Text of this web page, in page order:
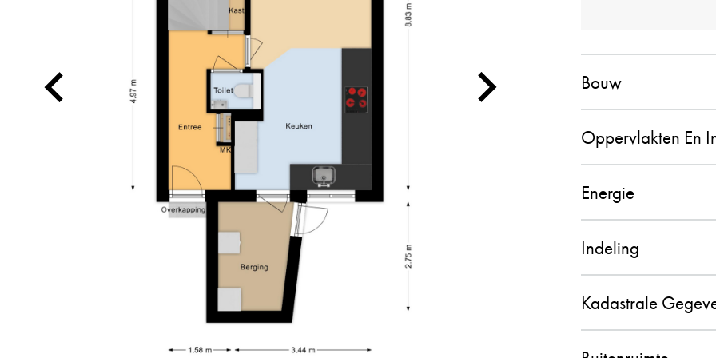
Bouw
Oppervlakten En
Energie
Indeling
Kadastrale
10
PETER
De contacten
verwachting en
de gehele
aanbevelen!!
02-11-2025
10
De verkoop